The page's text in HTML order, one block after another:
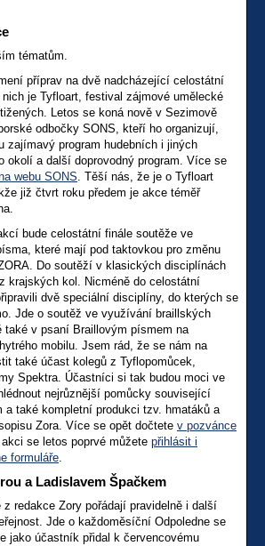
tématům.
příprav na dvě nadcházející celostátní
je Tyfloart, festival zájmové umělecké
Letos se koná nově v Sezimově
odbočky SONS, kteří ho organizují,
zajímavý program hudebních i jiných
okolí a další doprovodný program. Více se
webu SONS. Těší nás, že je o Tyfloart
již čtvrt roku předem je akce téměř
bude celostátní finále soutěže ve
které mají pod taktovkou pro změnu
Do soutěží v klasických disciplínách
krajských kol. Nicméně do celostátní
dvě speciální disciplíny, do kterých se
Jde o soutěž ve využívání braillských
také v psaní Braillovým písmem na
mobilu. Jsem rád, že se nám na
také účast kolegů z Tyflopomůcek,
Spektra. Účastníci si tak budou moci ve
nejrůznější pomůcky související
a také kompletní produkci tzv. hmatáků a
Zora. Více se opět dočtete v pozvánce
se letos poprvé můžete přihlásit i
formuláře.
a Ladislavem Špačkem
z redakce Zory pořádají pravidelně i další
Jde o každoměsíční Odpoledne se
jako účastník přidal k červencovému